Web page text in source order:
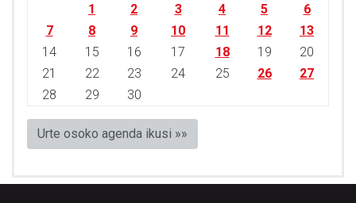
1
2 3 4 5
6
7
8 9 10 11 12
13
14
15 16 17 18 19
20
21
22 23 24 25 26
27
28
29 30
Urte osoko agenda ikusi »»